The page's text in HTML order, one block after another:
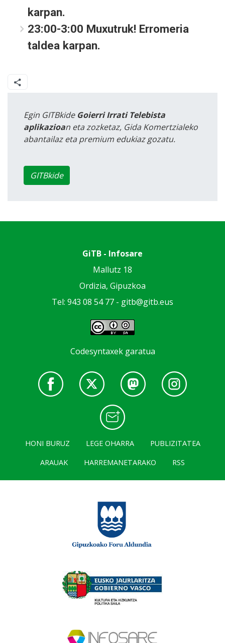
karpan.
23:00-3:00 Muxutruk! Erromeria
taldea karpan.
Egin GITBkide Goierri Irrati Telebista
aplikazioan eta zozketaz, Gida Komertzialeko
abantailaz eta premium edukiaz gozatu.
GITBkide
GiTB - Infosare
Mallutz 18
Ordizia, Gipuzkoa
Tel: 943 08 54 77 - gitb@gitb.eus
Codesyntaxek garatua
HONI BURUZ LEGE OHARRA
PUBLIZITATEA
ARAUAK
HARREMANETARAKO RSS